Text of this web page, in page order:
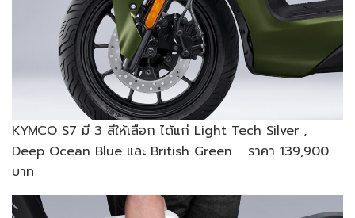
KYMCO S7 มี 3 สีให้เลือก ได้แก่ Light Tech Silver ,
Deep Ocean Blue และ British Green ราคา 139,900
บาท